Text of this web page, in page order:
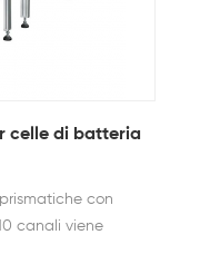
celle di batteria
con
canali viene